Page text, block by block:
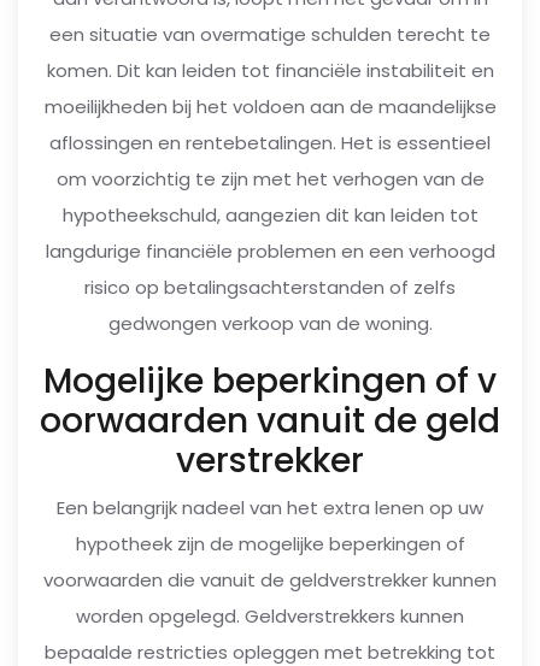
een situatie van overmatige schulden terecht te
komen. Dit kan leiden tot financiële instabiliteit en
moeilijkheden bij het voldoen aan de maandelijkse
aflossingen en rentebetalingen. Het is essentieel
om voorzichtig te zijn met het verhogen van de
hypotheekschuld, aangezien dit kan leiden tot
langdurige financiële problemen en een verhoogd
risico op betalingsachterstanden of zelfs
gedwongen verkoop van de woning.
Mogelijke beperkingen of v
oorwaarden vanuit de geld
verstrekker
Een belangrijk nadeel van het extra lenen op uw
hypotheek zijn de mogelijke beperkingen of
voorwaarden die vanuit de geldverstrekker kunnen
worden opgelegd. Geldverstrekkers kunnen
bepaalde restricties opleggen met betrekking tot